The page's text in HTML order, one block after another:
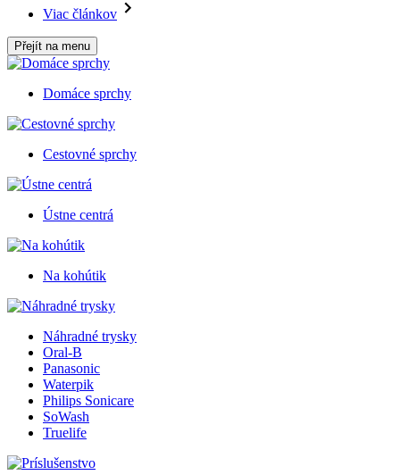
Viac článkov
Přejít na menu
Domáce sprchy
Cestovné sprchy
Ústne centrá
Na kohútik
Náhradné trysky
Oral-B
Panasonic
Waterpik
Philips Sonicare
SoWash
Truelife